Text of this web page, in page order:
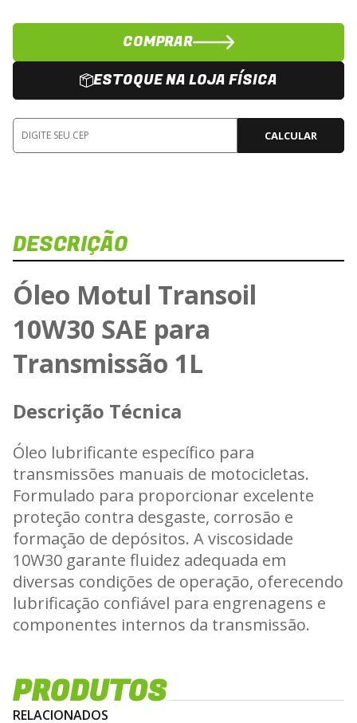
COMPRAR
ESTOQUE NA LOJA FÍSICA
CALCULAR
DESCRIÇÃO
Óleo Motul Transoil
10W30 SAE para
Transmissão 1L
Descrição Técnica
Óleo lubrificante específico para
transmissões manuais de motocicletas.
Formulado para proporcionar excelente
proteção contra desgaste, corrosão e
formação de depósitos. A viscosidade
10W30 garante fluidez adequada em
diversas condições de operação, oferecendo
lubrificação confiável para engrenagens e
componentes internos da transmissão.
- Proteção contra desgaste e atrito em
transmissões de motocicletas
PRODUTOS
RELACIONADOS